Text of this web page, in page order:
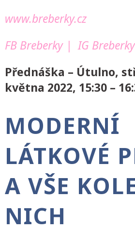
www.breberky.cz
FB Breberky|IG Breberky
Přednáška – Útulno,
května 2022, 15:30 –
MODERNÍ
LÁTKOVÉ
A VŠE
NICH